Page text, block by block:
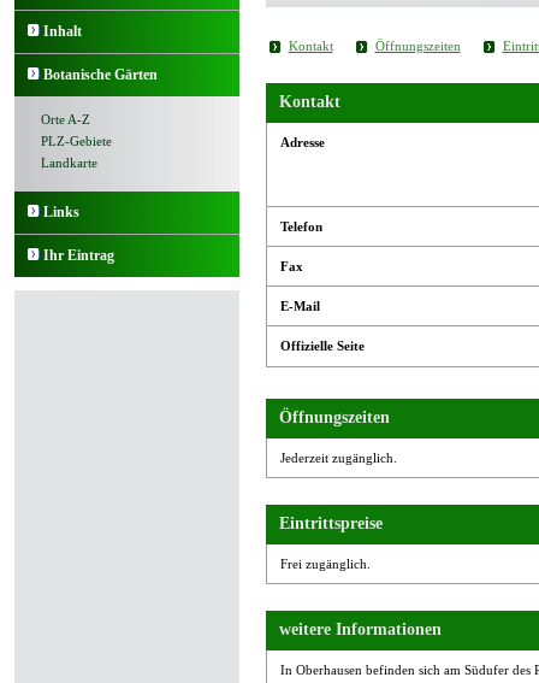
Inhalt
Botanische Gärten
Orte A-Z
PLZ-Gebiete
Landkarte
Links
Ihr Eintrag
Kontakt Öffnungszeiten
Kontakt
Adresse
Telefon
Fax
E-Mail
Offizielle Seite
Öffnungszeiten
Jederzeit zugänglich.
Eintrittspreise
Frei zugänglich.
weitere Informationen
In Oberhausen befinden sich am Südufer